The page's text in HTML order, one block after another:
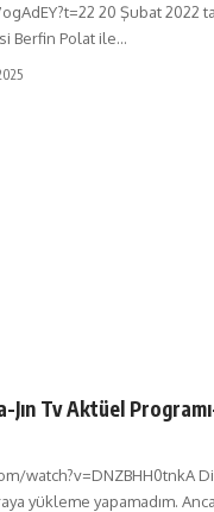
20 Şubat 2022
Berfin Polat ile…
Jın Tv Aktüel
watch?v=DNZBHH0tnkA
yükleme yapamadım.